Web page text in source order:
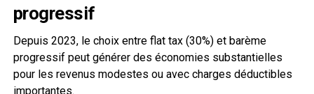
progressif
Depuis 2023, le choix entre flat tax (30%) et barème
progressif peut générer des économies substantielles
pour les revenus modestes ou avec charges déductibles
importantes.